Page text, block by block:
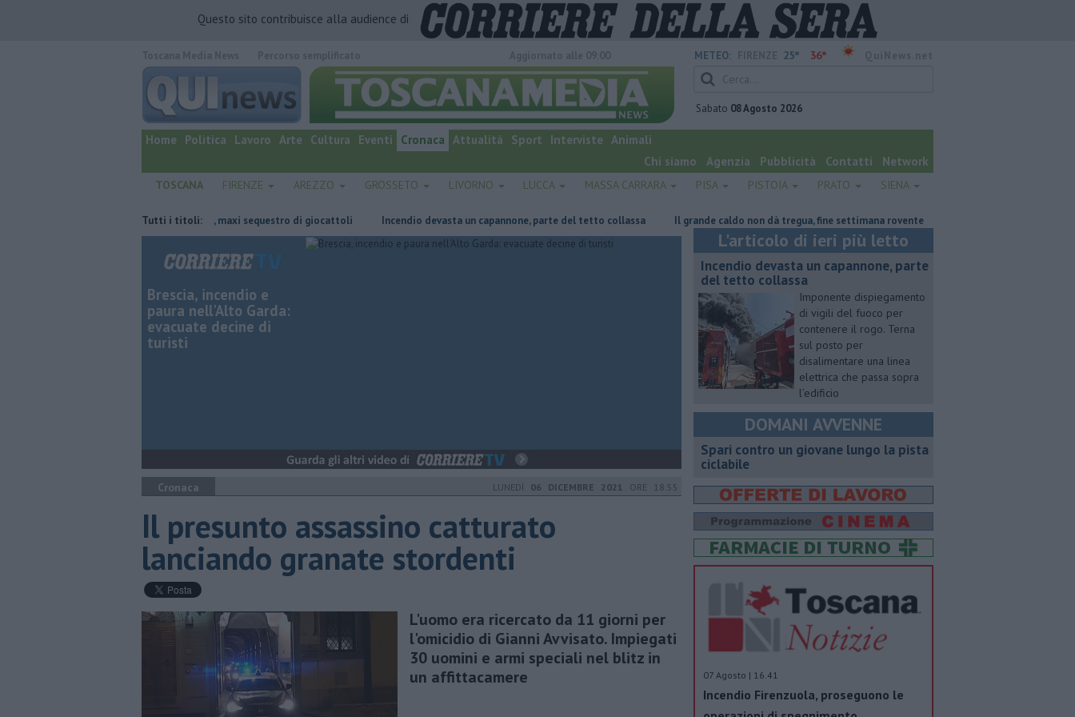
Questo sito contribuisce alla audience di
quotidiano online.
METEO: 25° 36°
Sabato 08 Agosto 2026
Home Politica Lavoro Arte Cultura Eventi Cronaca Attualità Sport Interviste Animali
Chi siamo
Agenzia Pubblicità Contatti Network
TOSCANA FIRENZE AREZZO GROSSETO LIVORNO LUCCA MASSA CARRARA PISA PISTOIA PRATO SIENA
Tutti i titoli:
Marchi contraffatti, maxi sequestro di giocattoli Incendio devasta un capannone, parte del tetto collassa Il grande caldo non dà tregua, fine settimana rovente Voci e chitarre, così Pistoia saluta
Brescia, incendio e
paura nell'Alto Garda:
evacuate decine di
turisti
Cronaca LUNEDÌ 06 DICEMBRE 2021 ORE 18:55
Il presunto assassino catturato
lanciando granate stordenti
L'uomo era ricercato da 11 giorni per
l'omicidio di Gianni Avvisato. Impiegati
30 uomini e armi speciali nel blitz in
un affittacamere
L'articolo di ieri più letto
Incendio devasta un capannone, parte
del tetto collassa
Imponente dispiegamento
di vigili del fuoco per
contenere il rogo. Terna
sul posto per
disalimentare una linea
elettrica che passa sopra
l’edificio
DOMANI AVVENNE
Spari contro un giovane lungo la pista
ciclabile
07 Agosto | 16.41
Incendio Firenzuola, proseguono le